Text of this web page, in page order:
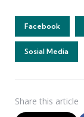
Facebook
Sosial Media
Share this article